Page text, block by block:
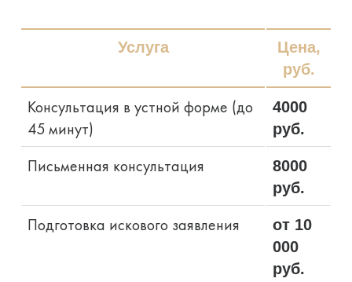
Услуга
Цена,
руб.
Консультация в устной форме (до
45 минут)
4000
руб.
Письменная консультация
8000
руб.
Подготовка искового заявления
от 10
000
руб.